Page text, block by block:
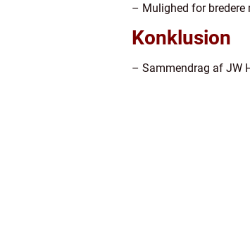
– Mulighed for
Konklusion
– Sammendrag af JW